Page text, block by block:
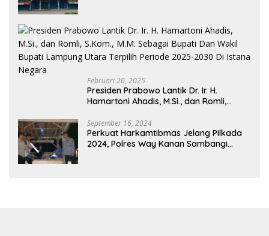
Februari 20, 2025
Presiden Prabowo Lantik Dr. Ir. H.
Hamartoni Ahadis, M.Si., dan Romli,
Bupati Lampung Utara Terpilih Periode
2025-2030 Di Istana Negara
September 16, 2024
Perkuat Harkamtibmas Jelang Pilkada
2024, Polres Way Kanan Sambangi